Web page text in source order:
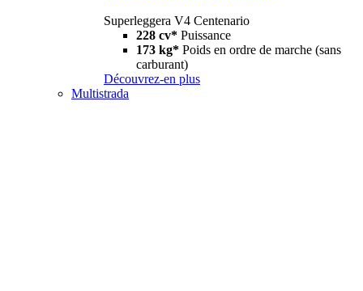
Superleggera V4 Centenario
228 cv* Puissance
173 kg* Poids en ordre de marche (sans
carburant)
Découvrez-en plus
Multistrada